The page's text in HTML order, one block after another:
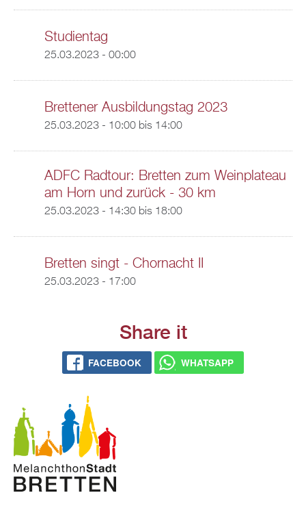
Studientag
25.03.2023 - 00:00
Brettener Ausbildungstag 2023
25.03.2023 - 10:00bis 14:00
ADFC Radtour: Bretten zum Weinplateau
am Horn und zurück - 30 km
25.03.2023 - 14:30bis 18:00
Bretten singt - Chornacht II
25.03.2023 - 17:00
Share it
FACEBOOK WHATSAPP